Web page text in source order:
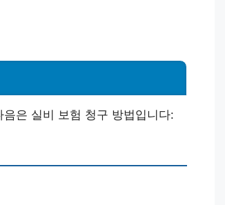
은 실비 보험 청구 방법입니다: